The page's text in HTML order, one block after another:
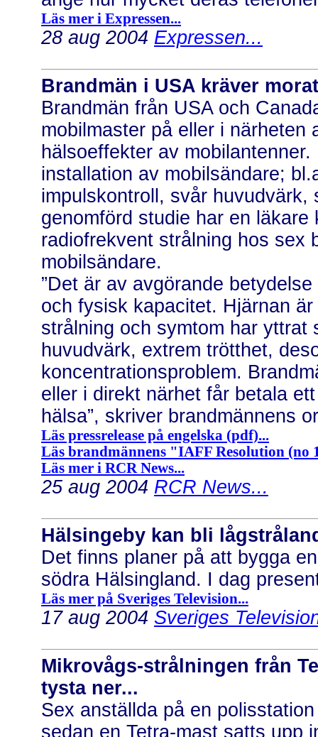
Läs mer i Expressen...
28 aug 2004 Expressen...
Brandmän i USA kräver
Brandmän från USA och
mobilmaster på eller i närheten
hälsoeffekter av
installation av mobilsändare;
impulskontroll, svår huvudvärk,
genomförd studie har en
radiofrekvent strålning hos sex
mobilsändare.
”Det är av avgörande
och fysisk kapacitet. Hjärnan
strålning och symtom har yttrat
huvudvärk, extrem trötthet,
koncentrationsproblem.
eller i direkt närhet får betala
hälsa”, skriver brandmännens
Läs pressrelease på engelska (pdf)...
Läs brandmännens "IAFF Resolution (no
Läs mer i RCR News...
25 aug 2004 RCR News...
Hälsingeby kan bli
Det finns planer på att bygga
södra Hälsingland. I dag
Läs mer på Sveriges Television...
17 aug 2004 Sveriges
Mikrovågs-strålningen från
tysta ner...
Sex anställda på en
sedan en Tetra-mast satts upp